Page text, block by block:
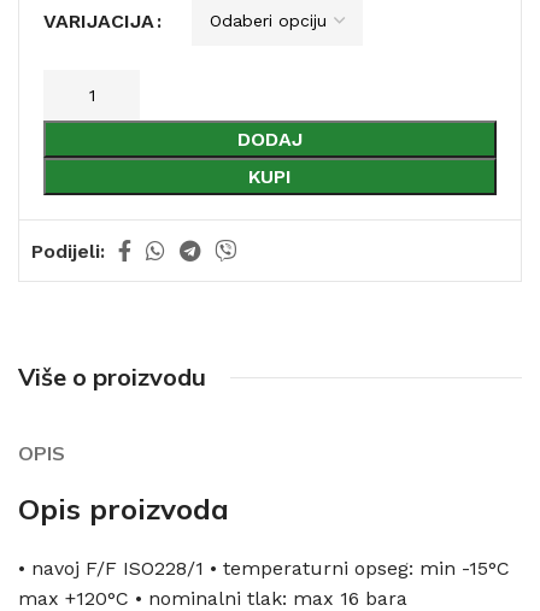
VARIJACIJA
DODAJ
KUPI
Podijeli:
Više o proizvodu
OPIS
Opis proizvoda
• navoj F/F ISO228/1 • temperaturni opseg: min -15°C
max +120°C • nominalni tlak: max 16 bara